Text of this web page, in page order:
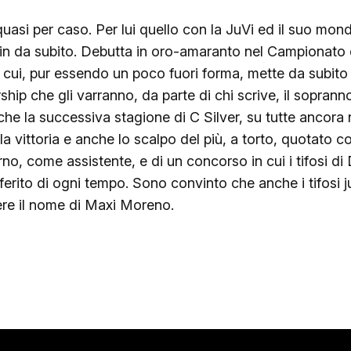
per caso. Per lui quello con la JuVi ed il suo
da subito. Debutta in oro-amaranto nel Campionato
pur essendo un poco fuori forma, mette da
che gli varranno, da parte di chi scrive, il
la successiva stagione di C Silver, su tutte
vittoria e anche lo scalpo del più, a torto, quotato
come assistente, e di un concorso in cui i tifosi di
di ogni tempo. Sono convinto che anche i tifosi
il nome di Maxi Moreno.